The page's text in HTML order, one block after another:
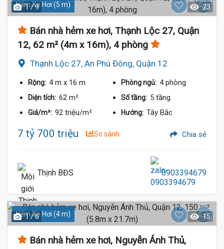
Hẻm Xe Hơi (5 m)
1 / 9 23
Bán nhà hẻm xe hơi, Thạnh Lộc 27, Quận
12, 62 m² (4m x 16m), 4 phòng
Thạnh Lộc 27, An Phú Đông, Quận 12
Rộng: 4 m x 16 m Phòng ngủ: 4 phòng
Diện tích: 62 m² Số tầng: 5 tầng
Giá/m²: 92 triệu/m² Hướng: Tây Bắc
7 tỷ 700 triệu So sánh Chia sẻ
Thịnh BĐS 0903394679
Hẻm Xe Hơi (4 m)
1 / 6 15
Bán nhà hẻm xe hơi, Nguyễn Ánh Thủ,